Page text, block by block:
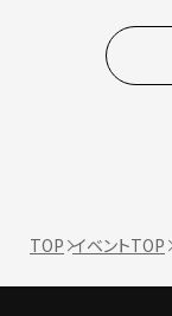
TOP イベントTOP